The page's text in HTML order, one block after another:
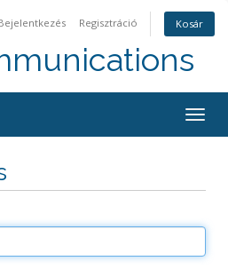
Regisztráció Kosár